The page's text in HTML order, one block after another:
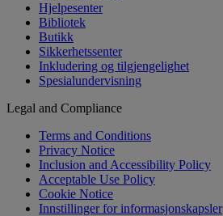
Hjelpesenter
Bibliotek
Butikk
Sikkerhetssenter
Inkludering og tilgjengelighet
Spesialundervisning
Legal and Compliance
Terms and Conditions
Privacy Notice
Inclusion and Accessibility Policy
Acceptable Use Policy
Cookie Notice
Innstillinger for informasjonskapsler